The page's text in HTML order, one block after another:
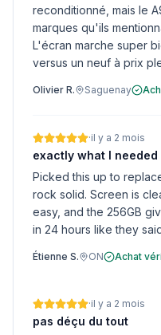
reconditionné, mais le
marques qu'ils
L'écran marche super
versus un neuf à prix
Olivier R. Saguenay
·il y a 2 mois
exactly what I needed
Picked this up to
rock solid. Screen is
easy, and the 256GB
in 24 hours like they
Étienne S. ON Achat
·il y a 2 mois
pas déçu du tout